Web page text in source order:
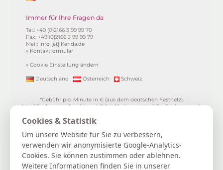
Immer für Ihre Fragen da
Tel.: +49 (0)2166 3 99 99 70
Fax: +49 (0)2166 3 99 99 79
Mail: info [at] Kerida.de
» Kontaktformular
»Cookie Einstellung ändern
Deutschland Österreich Schweiz
*Gebühr pro Minute in € (aus dem deutschen Festnetz).
Mobilfunkpreise abweichend (0,24 €/min. mehr bei Telefonberatung).
**1.99€/min aus allen dt. Netzen
Gratisgepräch in Höhe von 15 Minuten.
15 Gratisminuten zum Kartenlegen sichern|Spiritueller Berater/in
werden
FAQ / Hilfe|AGB |Verträge hier kündigen / widerrufen
Kontakt & Impressum / Datenschutz
Cookies & Statistik
Um unsere Website für Sie zu verbessern,
verwenden wir anonymisierte Google-Analytics-
Cookies. Sie können zustimmen oder ablehnen.
Weitere Informationen finden Sie in unserer